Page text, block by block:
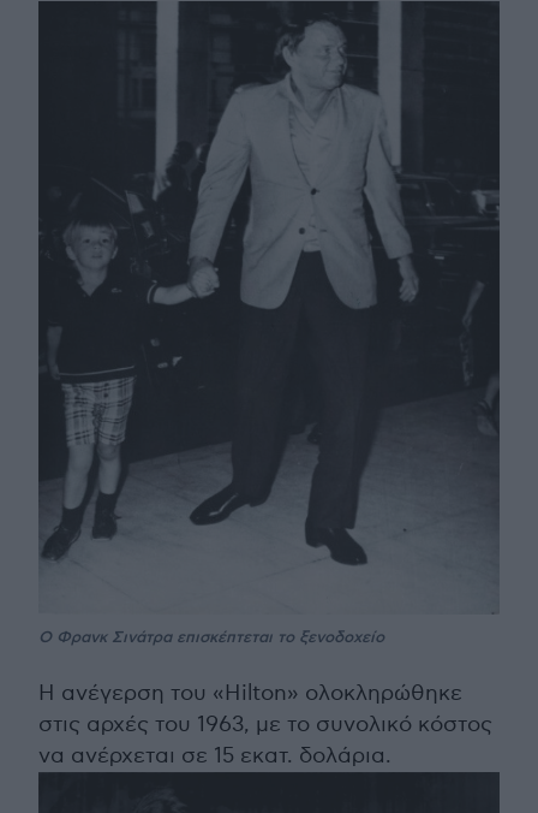
Ο Φρανκ Σινάτρα επισκέπτεται το ξενοδοχείο
Η ανέγερση του «Hilton» ολοκληρώθηκε
στις αρχές του 1963, με το συνολικό κόστος
να ανέρχεται σε 15 εκατ. δολάρια.